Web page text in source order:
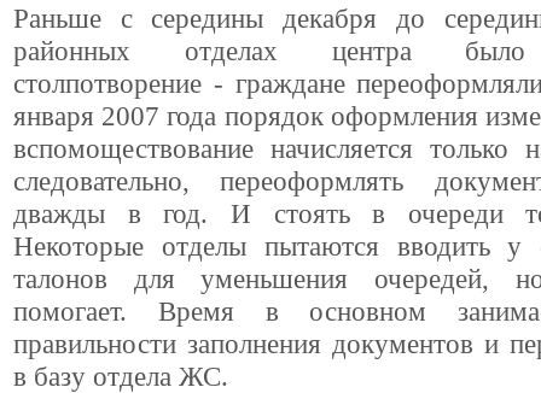
Раньше с середины декабря до
районных отделах центра было
столпотворение - граждане
января 2007 года порядок оформления
вспомоществование начисляется только
следовательно, переоформлять
дважды в год. И стоять в очереди
Некоторые отделы пытаются вводить у
талонов для уменьшения очередей,
помогает. Время в основном
правильности заполнения документов и
в базу отдела ЖС.